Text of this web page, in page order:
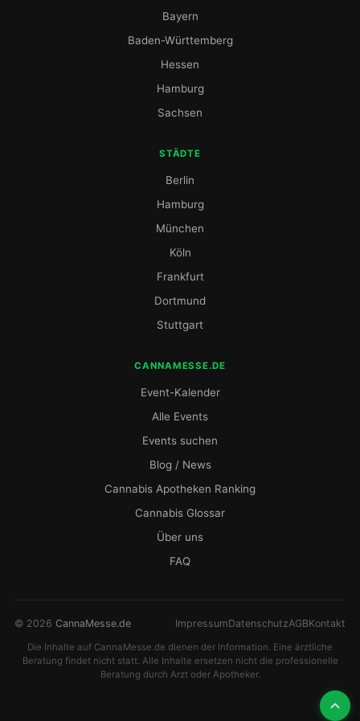
Bayern
Baden-Württemberg
Hessen
Hamburg
Sachsen
STÄDTE
Berlin
Hamburg
München
Köln
Frankfurt
Dortmund
Stuttgart
CANNAMESSE.DE
Event-Kalender
Alle Events
Events suchen
Blog / News
Cannabis Apotheken Ranking
Cannabis Glossar
Über uns
FAQ
© 2026 CannaMesse.de ImpressumDatenschutzAGBKontakt
Die Inhalte auf CannaMesse.de dienen der Information. Eine ärztliche
Beratung findet nicht statt. Alle Inhalte ersetzen nicht die professionelle
Beratung durch Arzt oder Apotheker.